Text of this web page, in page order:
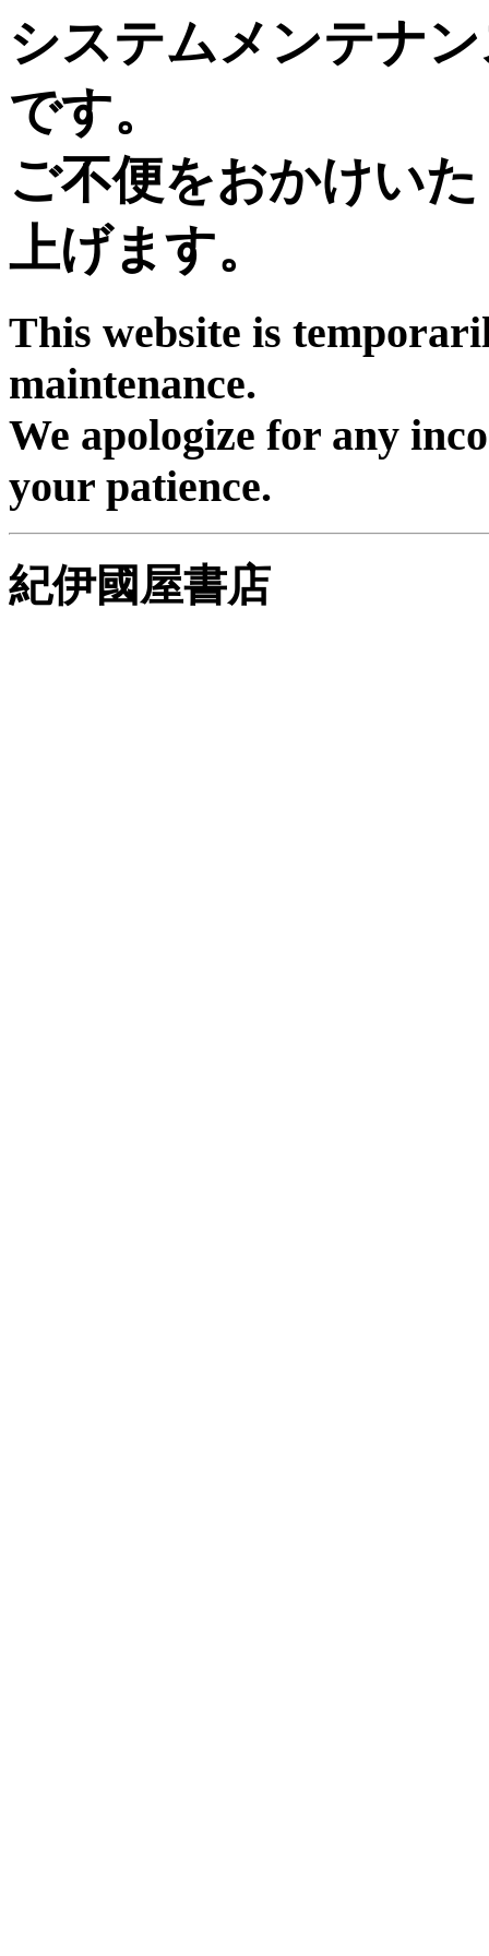
システムメンテナ
です。
ご不便をおかけい
上げます。
This website is
maintenance.
We apologize for any
your patience.
紀伊國屋書店